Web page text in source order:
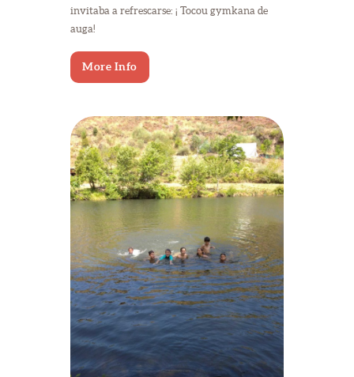
invitaba a refrescarse: ¡ Tocou gymkana de
auga!
More Info